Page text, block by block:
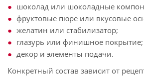
шоколад или шоколадные
фруктовые пюре или вкусовые
желатин или стабилизатор;
глазурь или финишное покрытие;
декор и элементы подачи.
Конкретный состав зависит от